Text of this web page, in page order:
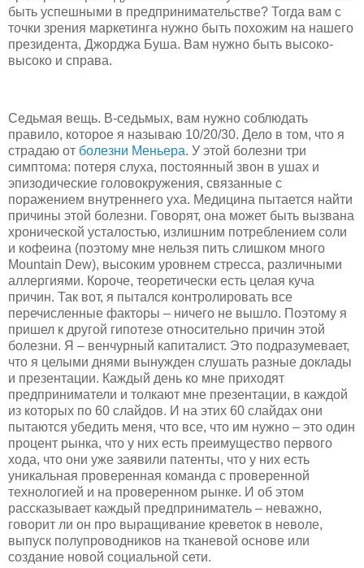
быть успешными в предпринимательстве? Тогда вам с
точки зрения маркетинга нужно быть похожим на нашего
президента, Джорджа Буша. Вам нужно быть высоко-
высоко и справа.
Седьмая вещь. В-седьмых, вам нужно соблюдать
правило, которое я называю 10/20/30. Дело в том, что я
страдаю от болезни Меньера. У этой болезни три
симптома: потеря слуха, постоянный звон в ушах и
эпизодические головокружения, связанные с
поражением внутреннего уха. Медицина пытается найти
причины этой болезни. Говорят, она может быть вызвана
хронической усталостью, излишним потреблением соли
и кофеина (поэтому мне нельзя пить слишком много
Mountain Dew), высоким уровнем стресса, различными
аллергиями. Короче, теоретически есть целая куча
причин. Так вот, я пытался контролировать все
перечисленные факторы – ничего не вышло. Поэтому я
пришел к другой гипотезе относительно причин этой
болезни. Я – венчурный капиталист. Это подразумевает,
что я целыми днями вынужден слушать разные доклады
и презентации. Каждый день ко мне приходят
предприниматели и толкают мне презентации, в каждой
из которых по 60 слайдов. И на этих 60 слайдах они
пытаются убедить меня, что все, что им нужно – это один
процент рынка, что у них есть преимущество первого
хода, что они уже заявили патенты, что у них есть
уникальная проверенная команда с проверенной
технологией и на проверенном рынке. И об этом
рассказывает каждый предприниматель – неважно,
говорит ли он про выращивание креветок в неволе,
выпуск полупроводников на тканевой основе или
создание новой социальной сети.